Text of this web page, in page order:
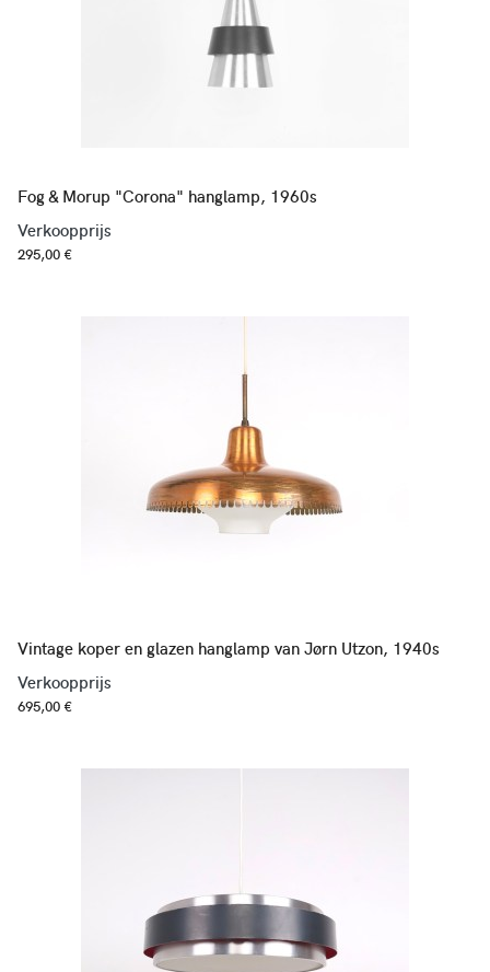
Fog & Morup "Corona" hanglamp, 1960s
Verkoopprijs
295,00 €
Vintage koper en glazen hanglamp van Jørn Utzon, 1940s
Verkoopprijs
695,00 €